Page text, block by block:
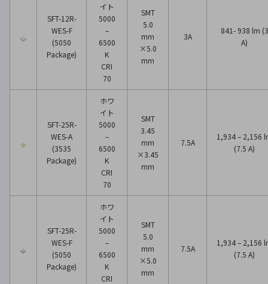
SFT-12R-
WES-F
(5050
Package)
イト
5000
–
6500
K
CRI
70
SMT
5.0
mm
×5.0
mm
3A
841- 938 lm (3
A)
SFT-25R-
WES-A
(3535
Package)
ホワ
イト
5000
–
6500
K
CRI
70
SMT
3.45
mm
×3.45
mm
7.5A
1,934 – 2,156
(7.5 A)
SFT-25R-
WES-F
(5050
Package)
ホワ
イト
5000
–
6500
K
CRI
SMT
5.0
mm
×5.0
mm
7.5A
1,934 – 2,156
(7.5 A)